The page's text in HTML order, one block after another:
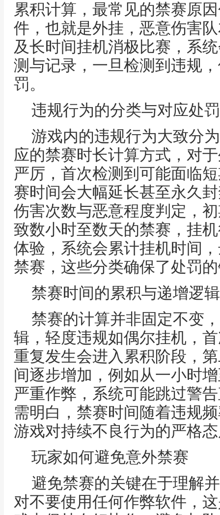
累积计算，最常见的禁赛原
件，也就是外挂，恶意伤害
及长时间挂机消极比赛，系
测与记录，一旦检测到违规
罚。
违规行为的分类与对应处罚
游戏内的违规行为大致分
应的禁赛时长计算方式，对
严厉，首次检测到可能面临
赛时间会大幅延长甚至永久
伤害次数与恶意程度判定，
致数小时至数天的禁赛，挂
体验，系统会累计挂机时间
禁赛，这些分类确保了处罚
禁赛时间的累积与递增逻辑
禁赛的计算并非固定不变
辑，轻度违规如偶尔挂机，
重复发生会进入累积阶段，
间逐步增加，例如从一小时
严重作弊，系统可能跳过警
需明白，禁赛时间随着违规
游戏对持续不良行为的严格
玩家如何避免意外禁赛
避免禁赛的关键在于理解
对不要使用任何作弊软件，